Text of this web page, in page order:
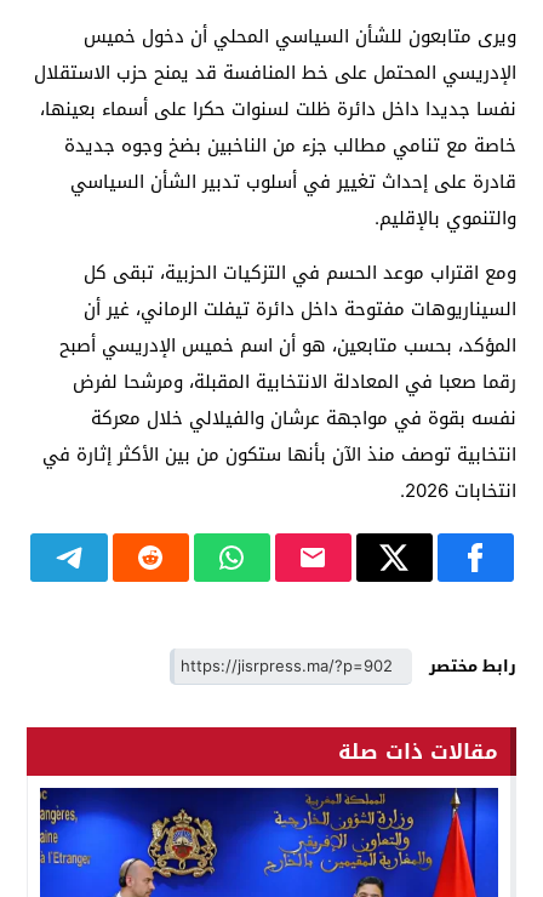
ويرى متابعون للشأن السياسي المحلي أن دخول خميس
الإدريسي المحتمل على خط المنافسة قد يمنح حزب الاستقلال
نفسا جديدا داخل دائرة ظلت لسنوات حكرا على أسماء بعينها،
خاصة مع تنامي مطالب جزء من الناخبين بضخ وجوه جديدة
قادرة على إحداث تغيير في أسلوب تدبير الشأن السياسي
والتنموي بالإقليم.
ومع اقتراب موعد الحسم في التزكيات الحزبية، تبقى كل
السيناريوهات مفتوحة داخل دائرة تيفلت الرماني، غير أن
المؤكد، بحسب متابعين، هو أن اسم خميس الإدريسي أصبح
رقما صعبا في المعادلة الانتخابية المقبلة، ومرشحا لفرض
نفسه بقوة في مواجهة عرشان والفيلالي خلال معركة
انتخابية توصف منذ الآن بأنها ستكون من بين الأكثر إثارة في
انتخابات 2026.
رابط مختصر
مقالات ذات صلة